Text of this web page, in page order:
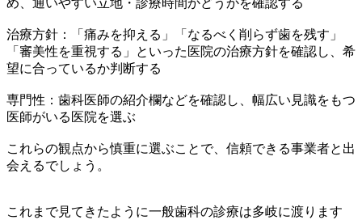
治療方針：「痛みを抑える」「なるべく削らず歯を残す」
「審美性を重視する」といった医院の治療方針を確認し、希
望に合っているか判断する
専門性：歯科医師の紹介欄などを確認し、幅広い見識をもつ
医師がいる医院を選ぶ
これらの観点から慎重に選ぶことで、信頼できる事業者と出
会えるでしょう。
これまで見てきたように一般歯科の診療は多岐に渡ります